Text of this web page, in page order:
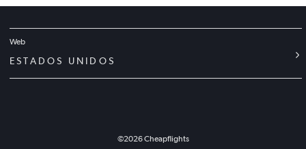
Web
ESTADOS UNIDOS
©2026Cheapflights